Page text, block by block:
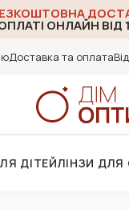
ОНЛАЙН ВІД
Доставка та оплата
ДІТЕЙЛІНЗИ ДЛЯ